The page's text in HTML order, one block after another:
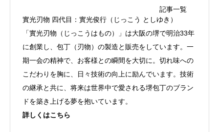
記事一覧
實光刃物 四代目：實光俊行（じっこう としゆき）
「實光刃物（じっこうはもの）」は大阪の堺で明治33年
に創業し、包丁（刃物）の製造と販売をしています。一
期一会の精神で、お客様との瞬間を大切に。切れ味への
こだわりを胸に、日々技術の向上に励んでいます。技術
の継承と共に、将来は世界中で愛される堺包丁のブラン
ドを築き上げる夢を抱いています。
詳しくはこちら